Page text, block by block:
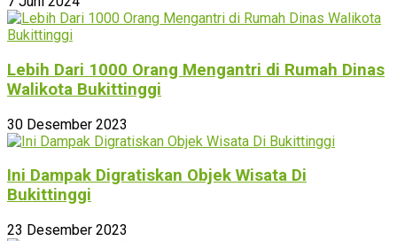
Lebih Dari 1000 Orang Mengantri di Rumah Dinas
Walikota Bukittinggi
30 Desember 2023
Ini Dampak Digratiskan Objek Wisata Di
Bukittinggi
23 Desember 2023